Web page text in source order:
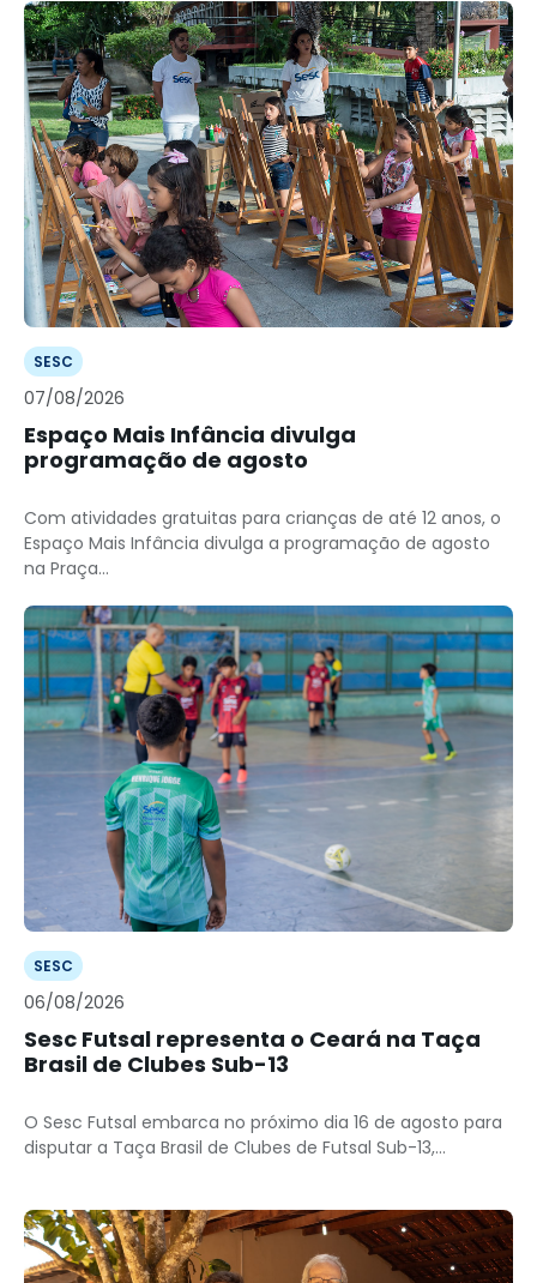
SESC
07/08/2026
Espaço Mais Infância divulga
programação de agosto
Com atividades gratuitas para crianças de até 12 anos, o
Espaço Mais Infância divulga a programação de agosto
na Praça...
SESC
06/08/2026
Sesc Futsal representa o Ceará na Taça
Brasil de Clubes Sub-13
O Sesc Futsal embarca no próximo dia 16 de agosto para
disputar a Taça Brasil de Clubes de Futsal Sub-13,...